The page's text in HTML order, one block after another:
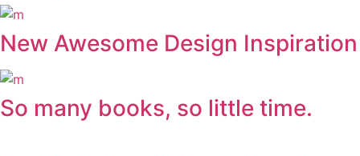
New Awesome Design Inspiration
So many books, so little time.